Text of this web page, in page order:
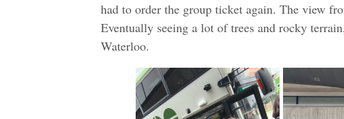
had to order the group ticket again. The view
Eventually seeing a lot of trees and rocky
Waterloo.